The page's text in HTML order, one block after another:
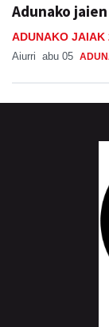
Adunako
ADUNAKO JAIAK
Aiurri abu 05